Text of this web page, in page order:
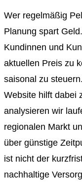
Wer regelmäßig
Planung spart
Kundinnen und
aktuellen Preis zu
saisonal zu
Website hilft dabei
analysieren wir
regionalen Markt
über günstige
ist nicht der
nachhaltige